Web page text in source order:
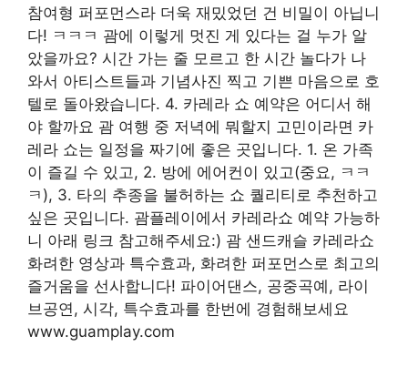
참여형 퍼포먼스라 더욱 재밌었던 건 비밀이 아닙니
다! ㅋㅋㅋ 괌에 이렇게 멋진 게 있다는 걸 누가 알
았을까요? 시간 가는 줄 모르고 한 시간 놀다가 나
와서 아티스트들과 기념사진 찍고 기쁜 마음으로 호
텔로 돌아왔습니다. 4. 카레라 쇼 예약은 어디서 해
야 할까요 괌 여행 중 저녁에 뭐할지 고민이라면 카
레라 쇼는 일정을 짜기에 좋은 곳입니다. 1. 온 가족
이 즐길 수 있고, 2. 방에 에어컨이 있고(중요, ㅋㅋ
ㅋ), 3. 타의 추종을 불허하는 쇼 퀄리티로 추천하고
싶은 곳입니다. 괌플레이에서 카레라쇼 예약 가능하
니 아래 링크 참고해주세요:) 괌 샌드캐슬 카레라쇼
화려한 영상과 특수효과, 화려한 퍼포먼스로 최고의
즐거움을 선사합니다! 파이어댄스, 공중곡예, 라이
브공연, 시각, 특수효과를 한번에 경험해보세요
www.guamplay.com